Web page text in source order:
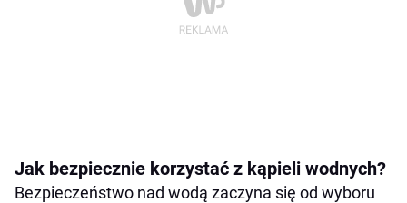
Jak bezpiecznie korzystać z kąpieli wodnych?
Bezpieczeństwo nad wodą zaczyna się od wyboru